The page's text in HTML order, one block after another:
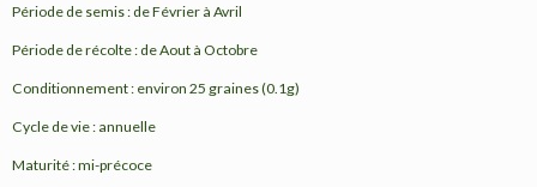
Période de semis : de Février à Avril
Période de récolte : de Aout à Octobre
Conditionnement : environ 25 graines (0.1g)
Cycle de vie : annuelle
Maturité : mi-précoce